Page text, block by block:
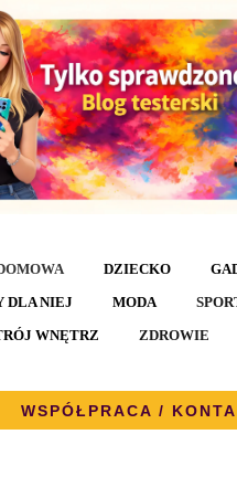
DZIECKO
DLA NIEJ
MODA
WNĘTRZ
ZDROWIE
WSPÓŁPRACA /